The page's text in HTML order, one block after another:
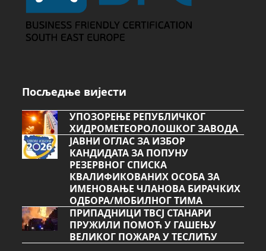
Посљедње вијести
УПОЗОРЕЊЕ РЕПУБЛИЧКОГ
ХИДРОМЕТЕОРОЛОШКОГ ЗАВОДА
ЈАВНИ ОГЛАС ЗА ИЗБОР
КАНДИДАТА ЗА ПОПУНУ
РЕЗЕРВНОГ СПИСКА
КВАЛИФИКОВАНИХ ОСОБА ЗА
ИМЕНОВАЊЕ ЧЛАНОВА БИРАЧКИХ
ОДБОРА/МОБИЛНОГ ТИМА
ПРИПАДНИЦИ ТВСЈ СТАНАРИ
ПРУЖИЛИ ПОМОЋ У ГАШЕЊУ
ВЕЛИКОГ ПОЖАРА У ТЕСЛИЋУ